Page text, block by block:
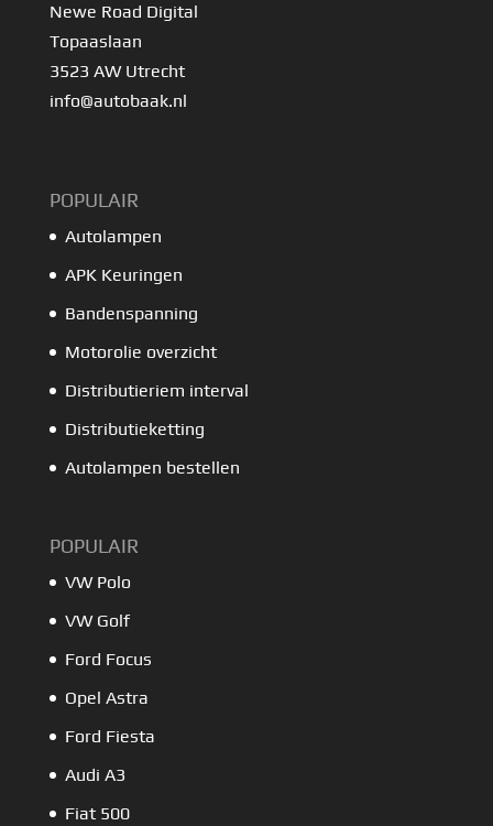
Newe Road Digital
Topaaslaan
3523 AW Utrecht
info@autobaak.nl
POPULAIR
Autolampen
APK Keuringen
Bandenspanning
Motorolie overzicht
Distributieriem interval
Distributieketting
Autolampen bestellen
POPULAIR
VW Polo
VW Golf
Ford Focus
Opel Astra
Ford Fiesta
Audi A3
Fiat 500